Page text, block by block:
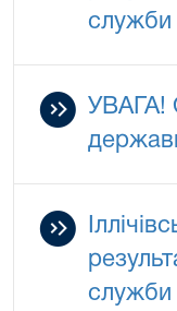
служби
УВАГА!
служби